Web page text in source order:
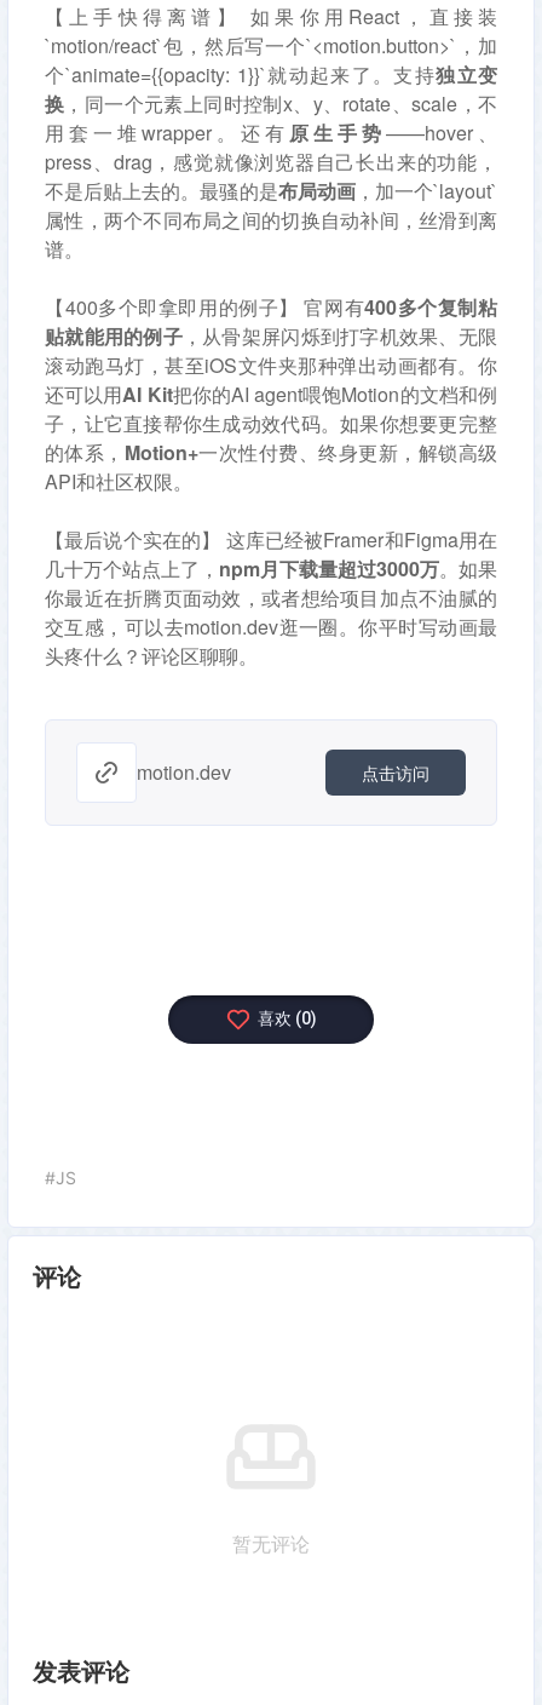
【上手快得离谱】 如果你用React，直接装
`motion/react`包，然后写一个`<motion.button>`，加
个`animate={{opacity: 1}}`就动起来了。支持独立变
换 ，同一个元素上同时控制x、y、rotate、scale，不
用套一堆wrapper。还有 原生手势——hover、
press、drag，感觉就像浏览器自己长出来的功能，
不是后贴上去的。最骚的是布局动画，加一个`layout`
属性，两个不同布局之间的切换自动补间，丝滑到离
谱。
【400多个即拿即用的例子】 官网有400多个复制粘
贴就能用的例子，从骨架屏闪烁到打字机效果、无限
滚动跑马灯，甚至iOS文件夹那种弹出动画都有。你
还可以用AI Kit把你的AI agent喂饱Motion的文档和例
子，让它直接帮你生成动效代码。如果你想要更完整
的体系， Motion+一次性付费、终身更新，解锁高级
API和社区权限。
【最后说个实在的】 这库已经被Framer和Figma用在
几十万个站点上了， npm月下载量超过3000万。如果
你最近在折腾页面动效，或者想给项目加点不油腻的
交互感，可以去motion.dev逛一圈。你平时写动画最
头疼什么？评论区聊聊。
motion.dev 点击访问
喜欢 (0)
#JS
评论
暂无评论
发表评论